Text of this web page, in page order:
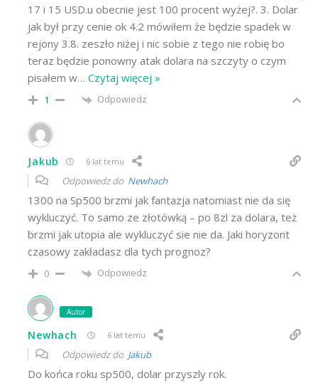
17 i 15 USD.u obecnie jest 100 procent wyżej?. 3. Dolar
jak był przy cenie ok 4.2 mówiłem że będzie spadek w
rejony 3.8. zeszło niżej i nic sobie z tego nie robię bo
teraz będzie ponowny atak dolara na szczyty o czym
pisałem w…Czytaj więcej »
1 Odpowiedz
Jakub 6 lat temu
Odpowiedz do Newhach
1300 na Sp500 brzmi jak fantazja natomiast nie da się
wykluczyć. To samo ze złotówką – po 8zl za dolara, też
brzmi jak utopia ale wykluczyć sie nie da. Jaki horyzont
czasowy zakładasz dla tych prognoz?
0 Odpowiedz
Autor
Newhach 6 lat temu
Odpowiedz do Jakub
Do końca roku sp500, dolar przyszly rok.